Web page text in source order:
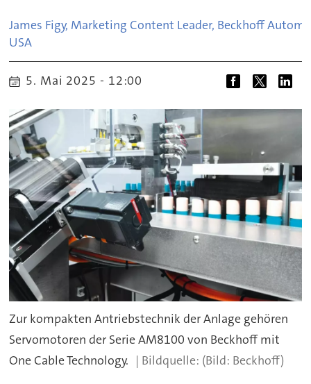
James Figy, Marketing Content Leader, Beckhoff
USA
5. Mai 2025 - 12:00
Zur kompakten Antriebstechnik der Anlage gehören
Servomotoren der Serie AM8100 von Beckhoff mit
One Cable Technology.
(Bild: Beckhoff)